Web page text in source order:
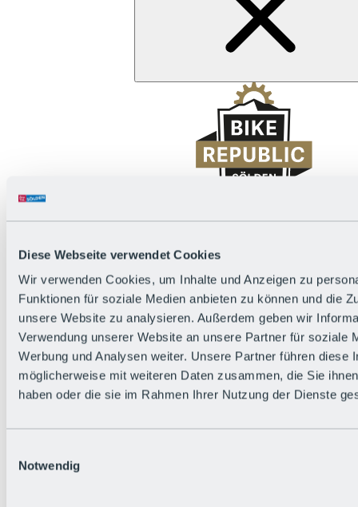
Diese Webseite verwendet Cookies
Wir verwenden Cookies, um Inhalte und Anzeigen zu
Funktionen für soziale Medien anbieten zu können und die
unsere Website zu analysieren. Außerdem geben wir
Verwendung unserer Website an unsere Partner für soziale
Werbung und Analysen weiter. Unsere Partner führen diese
möglicherweise mit weiteren Daten zusammen, die Sie
haben oder die sie im Rahmen Ihrer Nutzung der Dienste
Notwendig
Zurück
Die flowigste Nation der Alpen
Facts
Bürger:in werden
FAQs